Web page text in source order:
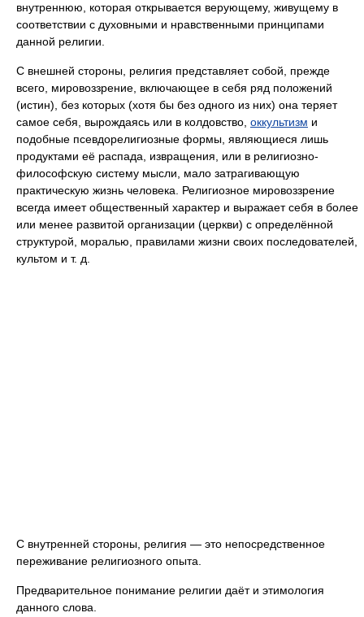
внутреннюю, которая открывается верующему, живущему в
соответствии с духовными и нравственными принципами
данной религии.
С внешней стороны, религия представляет собой, прежде
всего, мировоззрение, включающее в себя ряд положений
(истин), без которых (хотя бы без одного из них) она теряет
самое себя, вырождаясь или в колдовство, оккультизм и
подобные псевдорелигиозные формы, являющиеся лишь
продуктами её распада, извращения, или в религиозно-
философскую систему мысли, мало затрагивающую
практическую жизнь человека. Религиозное мировоззрение
всегда имеет общественный характер и выражает себя в более
или менее развитой организации (церкви) с определённой
структурой, моралью, правилами жизни своих последователей,
культом и т. д.
С внутренней стороны, религия — это непосредственное
переживание религиозного опыта.
Предварительное понимание религии даёт и этимология
данного слова.